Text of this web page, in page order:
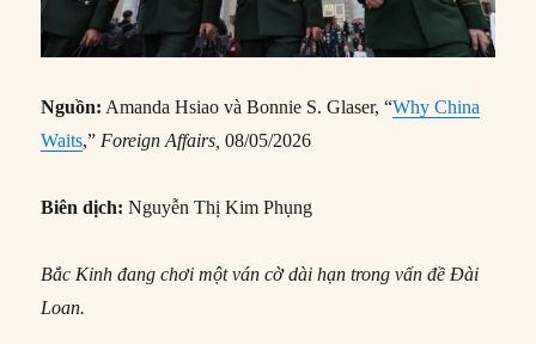
Nguồn: Amanda Hsiao và Bonnie S. Glaser, “Why China
Waits,”Foreign Affairs, 08/05/2026
Biên dịch: Nguyễn Thị Kim Phụng
Bắc Kinh đang chơi một ván cờ dài hạn trong vấn đề Đài
Loan.